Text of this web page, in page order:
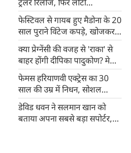
महत्वाकांक्षा और बदले की कहानी
फेस्टिवल से गायब हुए मैडोना के 20
साल पुराने विंटेज कपड़े, खोजकर
लाने वाले को पॉप स्टार देंगी बड़ा
इनाम
क्या प्रेग्नेंसी की वजह से 'राका' से
बाहर होंगी दीपिका पादुकोण? मेकर्स
ने तोड़ी चुप्पी
फेमस हरियाणवी एक्ट्रेस का 30
साल की उम्र में निधन, सोशल
मीडिया पर वायरल हुआ आखिरी
पोस्ट
​डेविड धवन ने सलमान खान को
बताया अपना सबसे बड़ा सपोर्टर,